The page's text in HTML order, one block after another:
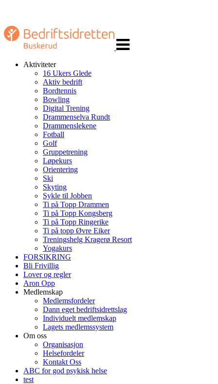
navigasjon
Aktiviteter
16 Ukers Glede
Aktiv bedrift
Bordtennis
Bowling
Digital Trening
Drammenselva Rundt
Drammenslekene
Fotball
Golf
Gruppetrening
Løpekurs
Orientering
Ski
Skyting
Sykle til Jobben
Ti på Topp Drammen
Ti på Topp Kongsberg
Ti på Topp Ringerike
Ti på topp Øvre Eiker
Treningshelg Kragerø Resort
Yogakurs
FORSIKRING
Bli Frivillig
Lover og regler
Aron Opp
Medlemskap
Medlemsfordeler
Dann eget bedriftsidrettslag
Individuelt medlemskap
Lagets medlemssystem
Om oss
Organisasjon
Helsefordeler
Kontakt Oss
ABC for god psykisk helse
test